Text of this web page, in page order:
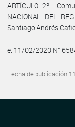
ARTÍCULO 2º.-
NACIONAL DEL
Santiago Andrés
e. 11/02/2020 N°
Fecha de publicación